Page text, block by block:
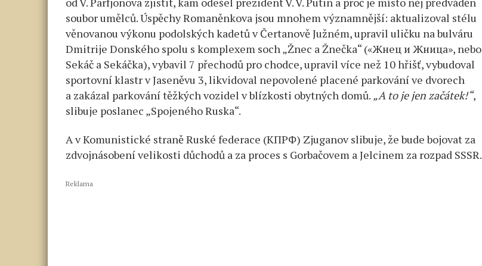
soubor umělců. Úspěchy Romaněnkova jsou mnohem významnější: aktualizoval stélu
věnovanou výkonu podolských kadetů v Čertanově Južném, upravil uličku na bulváru
Dmitrije Donského spolu s komplexem soch „Žnec a Žnečka“ («Жнец и Жница», nebo
Sekáč a Sekáčka), vybavil 7 přechodů pro chodce, upravil více než 10 hřišť, vybudoval
sportovní klastr v Jaseněvu 3, likvidoval nepovolené placené parkování ve dvorech
a zakázal parkování těžkých vozidel v blízkosti obytných domů. „A to je jen začátek!“,
slibuje poslanec „Spojeného Ruska“.
A v Komunistické straně Ruské federace (КПРФ) Zjuganov slibuje, že bude bojovat za
zdvojnásobení velikosti důchodů a za proces s Gorbačovem a Jelcinem za rozpad SSSR.
Reklama